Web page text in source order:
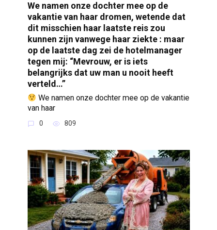
We namen onze dochter mee op de
vakantie van haar dromen, wetende dat
dit misschien haar laatste reis zou
kunnen zijn vanwege haar ziekte : maar
op de laatste dag zei de hotelmanager
tegen mij: “Mevrouw, er is iets
belangrijks dat uw man u nooit heeft
verteld…”
We namen onze dochter mee op de vakantie
van haar
0 809